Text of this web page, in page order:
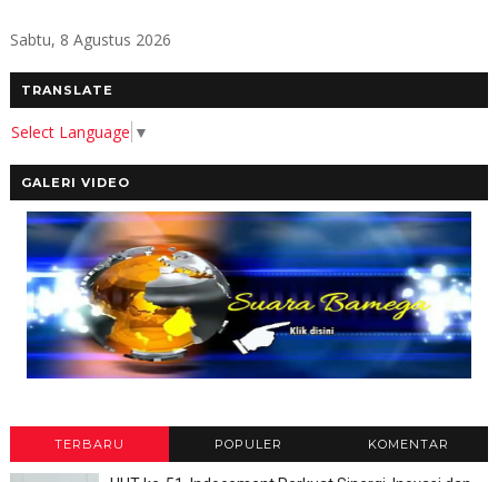
Sabtu, 8 Agustus 2026
TRANSLATE
Select Language ▼
GALERI VIDEO
TERBARU POPULER KOMENTAR